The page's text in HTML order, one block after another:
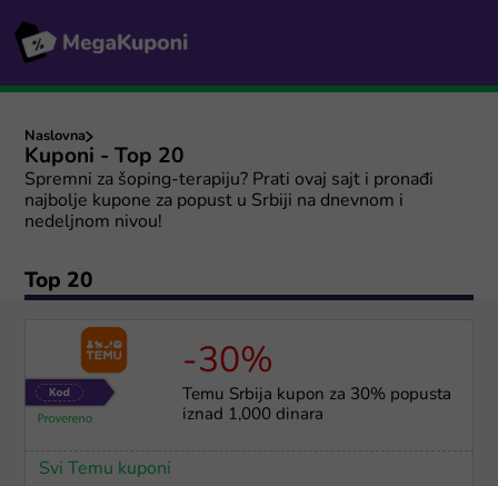
Naslovna
Kuponi - Top 20
Spremni za šoping-terapiju? Prati ovaj sajt i pronađi
najbolje kupone za popust u Srbiji na dnevnom i
nedeljnom nivou!
Top 20
-30%
Temu Srbija kupon za 30% popusta
iznad 1,000 dinara
Svi Temu kuponi